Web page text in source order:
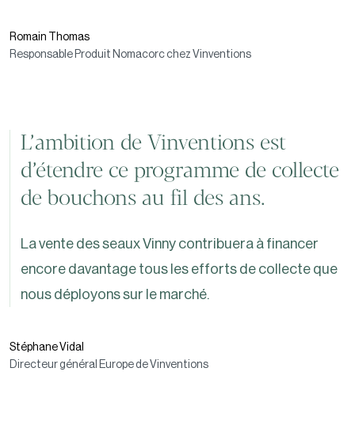
Romain Thomas
Responsable Produit Nomacorc chez Vinventions
L’ambition de Vinventions est
d’étendre ce programme de collecte
de bouchons au fil des ans.
La vente des seaux Vinny contribuera à financer
encore davantage tous les efforts de collecte que
nous déployons sur le marché.
Stéphane Vidal
Directeur général Europe de Vinventions